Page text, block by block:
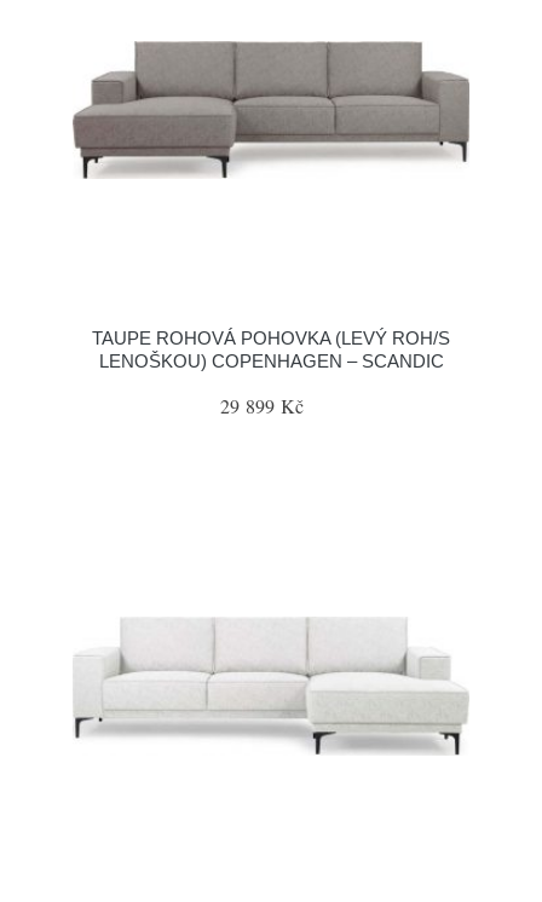
TAUPE ROHOVÁ POHOVKA (LEVÝ ROH/S
LENOŠKOU) COPENHAGEN – SCANDIC
29 899 Kč